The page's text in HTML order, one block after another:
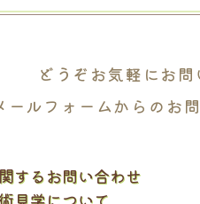
どうぞお気軽にお問
ールフォームからの お
するお問い合わせ